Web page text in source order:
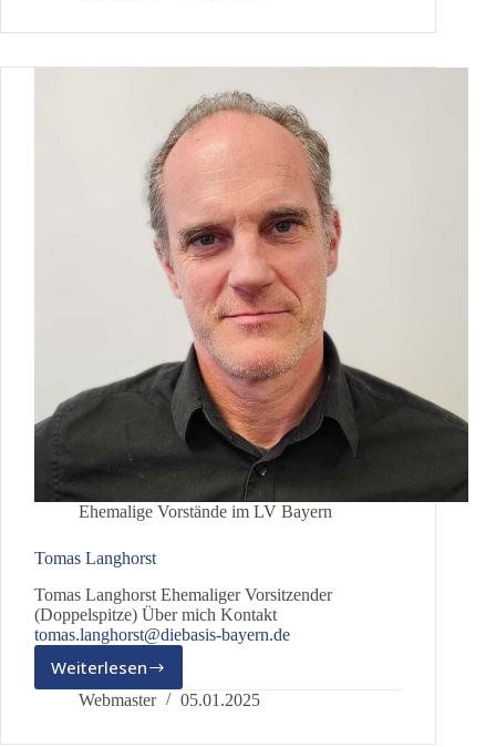
Ehemalige Vorstände im LV Bayern
Tomas Langhorst
Tomas Langhorst Ehemaliger Vorsitzender
(Doppelspitze) Über mich Kontakt
tomas.langhorst@diebasis-bayern.de
Weiterlesen
Tomas
Langhorst
Webmaster 05.01.2025